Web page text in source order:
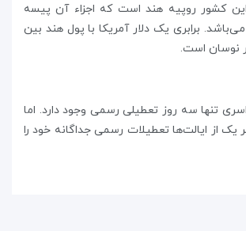
کشور روپیه هند است که اجزاء آن پیسه
برابری یک دلار آمریکا با پول هند بین
تنها سه روز تعطیلی رسمی وجود دارد. اما
یک از ایالت‌ها تعطیلات رسمی جداگانه خود را